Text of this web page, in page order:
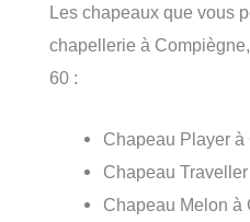
Les chapeaux que vous
chapellerie à
60 :
Chapeau Player à
Chapeau
Chapeau Melon à